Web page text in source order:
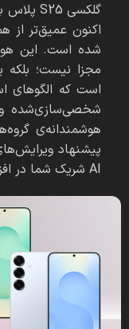
گلکسی S25 پلاس با نسل جدید
اکنون عمیق‌تر از
شده است. این
مجزا نیست؛
است که الگوهای
شخصی‌سازی‌شده و
هوشمندانه‌ی
AI شریک شما در افزایش بهره‌وری و خلاقیت خواهد بود.